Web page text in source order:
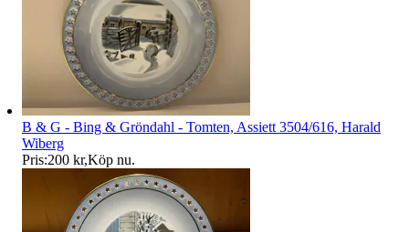
B & G - Bing & Gröndahl - Tomten, Assiett 3504/616, Harald
Wiberg
Pris:200 kr,Köp nu.